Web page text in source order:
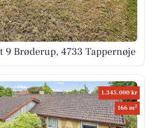
9 Brøderup, 4733 Tappernøje
1.345.000 kr
166 m2